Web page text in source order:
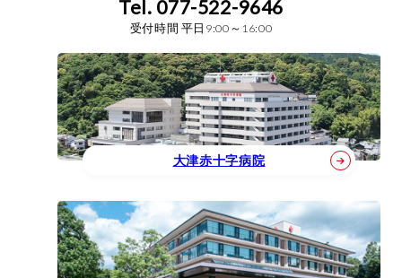
Tel. 077-522-9646
受付時間 平日9:00～16:00
大津赤十字病院